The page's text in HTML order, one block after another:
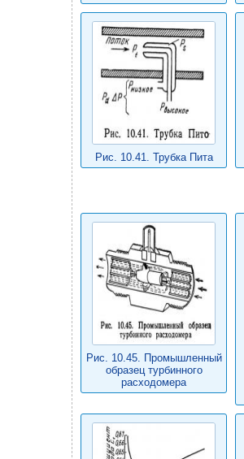
Рис. 10.41. Трубка Пита
Рис. 10.45. Промышленный
образец турбинного
расходомера